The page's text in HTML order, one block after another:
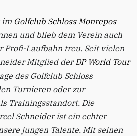
Golfclub Schloss Monrepos
und blieb dem Verein auch
Profi-Laufbahn treu. Seit vielen
Mitglied derDP World Tour
des Golfclub Schloss
Turnieren oder zur
Trainingsstandort. Die
Schneider ist ein echter
jungen Talente. Mit seinen